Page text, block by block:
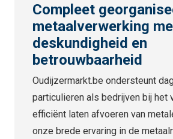
Compleet
metaalverwerking
deskundigheid en
betrouwbaarheid
Oudijzermarkt.be ondersteunt
particulieren als bedrijven bij het
efficiënt laten afvoeren van
onze brede ervaring in de